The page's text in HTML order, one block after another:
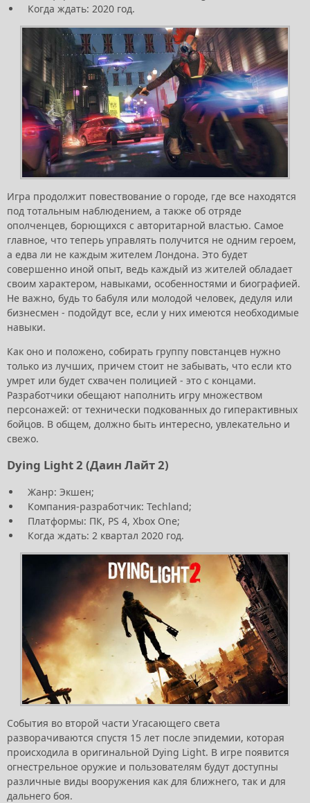
Когда ждать: 2020 год.
Игра продолжит повествование о городе, где все находятся
под тотальным наблюдением, а также об отряде
ополченцев, борющихся с авторитарной властью. Самое
главное, что теперь управлять получится не одним героем,
а едва ли не каждым жителем Лондона. Это будет
совершенно иной опыт, ведь каждый из жителей обладает
своим характером, навыками, особенностями и биографией.
Не важно, будь то бабуля или молодой человек, дедуля или
бизнесмен - подойдут все, если у них имеются необходимые
навыки.
Как оно и положено, собирать группу повстанцев нужно
только из лучших, причем стоит не забывать, что если кто
умрет или будет схвачен полицией - это с концами.
Разработчики обещают наполнить игру множеством
персонажей: от технически подкованных до гиперактивных
бойцов. В общем, должно быть интересно, увлекательно и
свежо.
Dying Light 2 (Даин Лайт 2)
Жанр: Экшен;
Компания-разработчик: Techland;
Платформы: ПК, PS 4, Xbox One;
Когда ждать: 2 квартал 2020 год.
События во второй части Угасающего света
разворачиваются спустя 15 лет после эпидемии, которая
происходила в оригинальной Dying Light. В игре появится
огнестрельное оружие и пользователям будут доступны
различные виды вооружения как для ближнего, так и для
дальнего боя.